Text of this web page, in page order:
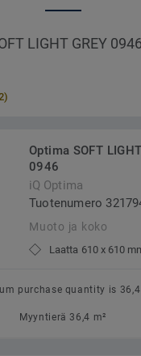
LIGHT GREY 0946
Optima SOFT
0946
iQ Optima
Tuotenumero
Muoto ja koko
Laatta 610 x 610
purchase quantity is 36,4
Myyntierä 36,4 m²